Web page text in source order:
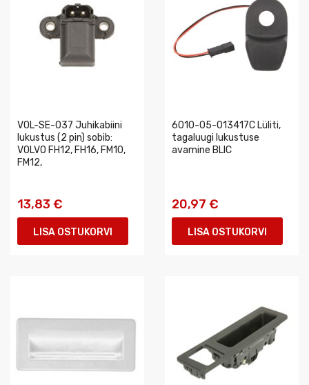
VOL-SE-037 Juhikabiini
lukustus (2 pin) sobib:
VOLVO FH12, FH16, FM10,
FM12,
13,83 €
LISA OSTUKORVI
6010-05-013417C Lüliti,
tagaluugi lukustuse
avamine BLIC
20,97 €
LISA OSTUKORVI